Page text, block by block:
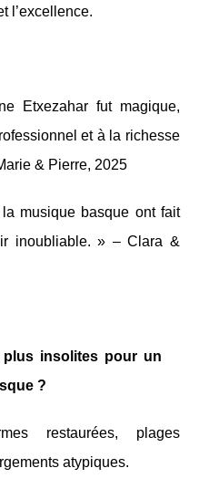
l’excellence.
Etxezahar fut magique,
et à la richesse
& Pierre, 2025
musique basque ont fait
inoubliable. » – Clara &
insolites pour un
?
restaurées, plages
atypiques.